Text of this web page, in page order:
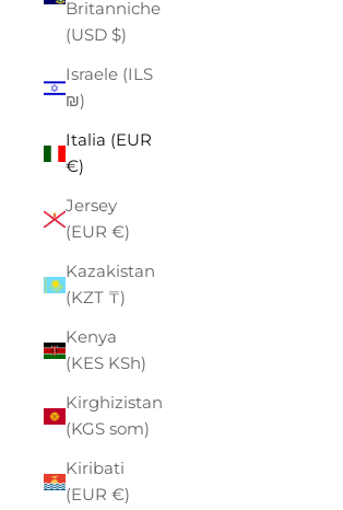
Britanniche
(USD $)
Israele (ILS
₪)
Italia (EUR
€)
Jersey
(EUR €)
Kazakistan
(KZT ₸)
Kenya
(KES KSh)
Kirghizistan
(KGS som)
Kiribati
(EUR €)